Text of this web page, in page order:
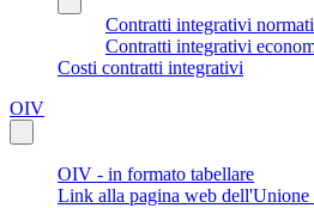
Contratti integrativi
Contratti integrativi
Costi contratti integrativi
OIV
OIV - in formato tabellare
Link alla pagina web